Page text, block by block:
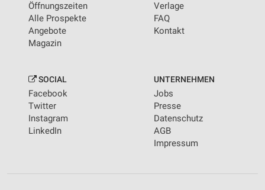
Öffnungszeiten
Alle Prospekte
Angebote
Magazin
Verlage
FAQ
Kontakt
SOCIAL
Facebook
Twitter
Instagram
LinkedIn
UNTERNEHMEN
Jobs
Presse
Datenschutz
AGB
Impressum